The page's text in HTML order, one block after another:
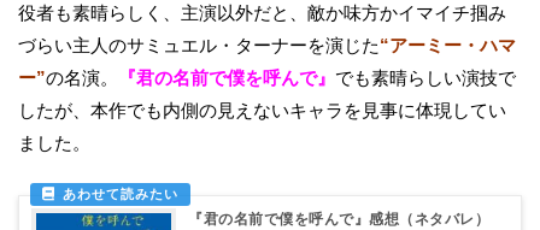
役者も素晴らしく、主演以外だと、敵か味方かイマイチ掴み
づらい主人のサミュエル・ターナーを演じた“アーミー・ハマ
ー”の名演。 『君の名前で僕を呼んで』 でも素晴らしい演技で
したが、本作でも内側の見えないキャラを見事に体現してい
ました。
『君の名前で僕を呼んで』感想（ネタバレ）